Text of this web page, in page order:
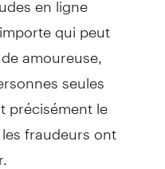
qui peut
amoureuse,
seules
précisément le
fraudeurs ont